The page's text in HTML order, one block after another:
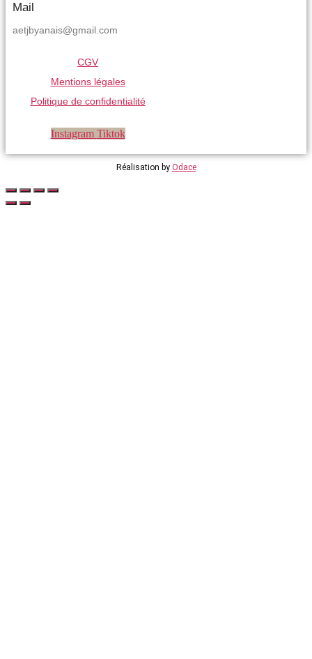
Mail
aetjbyanais@gmail.com
CGV
Mentions légales
Politique de confidentialité
Instagram Tiktok
Réalisation by Odace